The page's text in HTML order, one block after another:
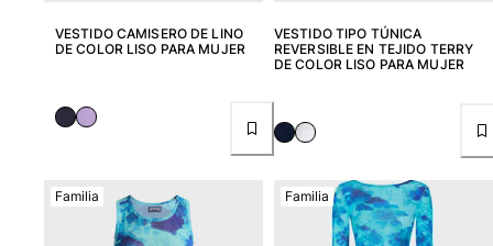
Jerséis
Ver todo Pret-a-porter
Ver todo Tallas grandes
VESTIDO CAMISERO DE LINO
DE COLOR LISO PARA MUJER
VESTIDO TIPO TÚNICA
REVERSIBLE EN TEJIDO TERRY
DE COLOR LISO PARA MUJER
Familia Familia